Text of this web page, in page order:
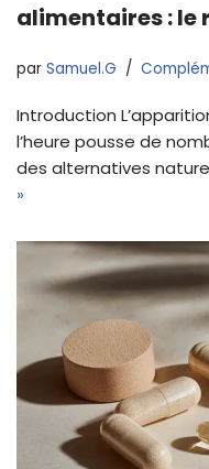
alimentaires : le
par Samuel.G
Introduction
l’heure pousse de
des alternatives
»